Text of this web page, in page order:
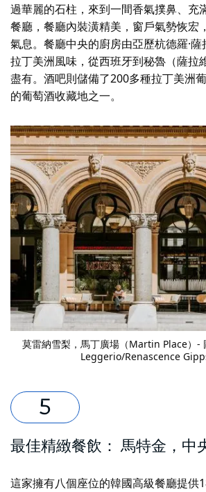
過華麗的石柱，來到一間香氣撲鼻、充
餐廳，餐廳內裝潢精美，窗戶氣勢恢宏
氣息。餐廳中央的廚房由亞歷杭德羅·
拉丁美洲風味，從西班牙到秘魯（薩拉
盡有。酒吧則儲備了200多種拉丁美洲
的葡萄酒收藏地之一。
莫雷納雪梨 ，馬丁廣場（Martin Place）-
Leggerio/Renascence
最佳精緻餐飲： 馬特金 ，中
這家擁有八個座位的韓國高級餐廳提供